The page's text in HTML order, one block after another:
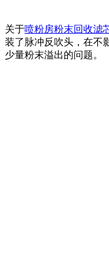
关于喷粉房粉末回收滤
装了脉冲反吹头，在不
少量粉末溢出的问题。